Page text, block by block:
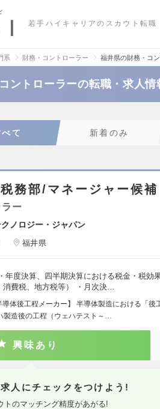
若手ハイキャリアのスカウト転職
系 財務・コントローラー 福井県の財務・コ
ントローラーの転職・求人情
べて 新着のみ
税務部/マネージャー候補
ー
ノロジー・ジャパン
福井県
年度決算、四半期決算における税金・税効
費税、地方税等） ・月次決…
導体後工程メーカー】 半導体製造における「後
造後の工程（ウェハテスト～…
興味あり
人にチェックをつけよう!
トのマッチング精度があがる!